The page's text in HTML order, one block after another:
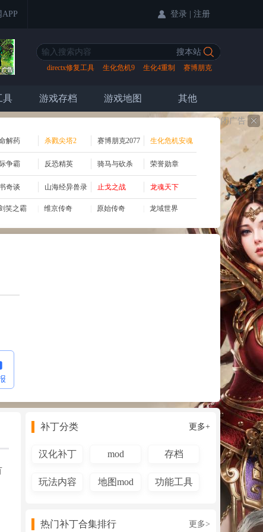
关闭广告
登录 | 注册
directx修复工具 生化危机9 生化4重制
赛博朋克
具 游戏存档 游戏地图 其他
解药 杀戮尖塔2 赛博朋克2077
生化危机安魂
曲
争霸 反恐精英 骑马与砍杀 荣誉勋章
奇谈 山海经异兽录 止戈之战 龙魂天下
笑之霸 维京传奇 原始传奇
龙域世界
补丁分类 更多+
汉化补丁 mod 存档
玩法内容
地图mod
功能工具
热门补丁合集排行 更多>